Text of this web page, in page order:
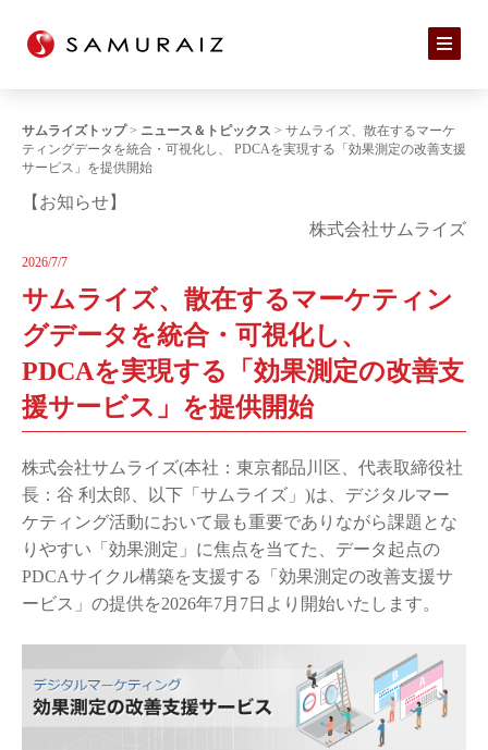
サムライズトップ> ニュース＆トピックス > サムライズ、散在するマーケ
ティングデータを統合・可視化し、 PDCAを実現する「効果測定の改善支援
サービス」を提供開始
【お知らせ】
株式会社サムライズ
2026/7/7
サムライズ、散在するマーケティン
グデータを統合・可視化し、
PDCAを実現する「効果測定の改善支
援サービス」を提供開始
株式会社サムライズ(本社：東京都品川区、代表取締役社
長：谷 利太郎、以下「サムライズ」)は、デジタルマー
ケティング活動において最も重要でありながら課題とな
りやすい「効果測定」に焦点を当てた、データ起点の
PDCAサイクル構築を支援する「効果測定の改善支援サ
ービス」の提供を2026年7月7日より開始いたします。